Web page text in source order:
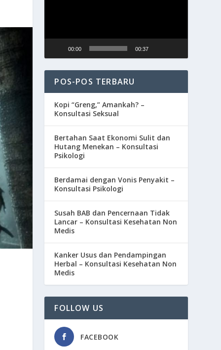
00:00 00:37
POS-POS TERBARU
Kopi “Greng,” Amankah? –
Konsultasi Seksual
Bertahan Saat Ekonomi Sulit dan
Hutang Menekan – Konsultasi
Psikologi
Berdamai dengan Vonis Penyakit –
Konsultasi Psikologi
Susah BAB dan Pencernaan Tidak
Lancar – Konsultasi Kesehatan Non
Medis
Kanker Usus dan Pendampingan
Herbal – Konsultasi Kesehatan Non
Medis
FOLLOW US
FACEBOOK